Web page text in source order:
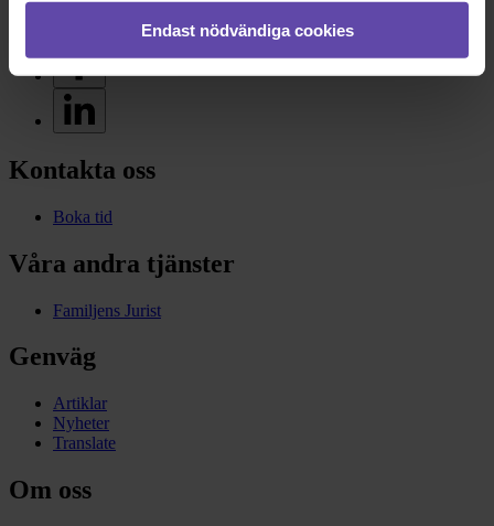
Endast nödvändiga cookies
Kontakta oss
Boka tid
Våra andra tjänster
Familjens Jurist
Genväg
Artiklar
Nyheter
Translate
Om oss